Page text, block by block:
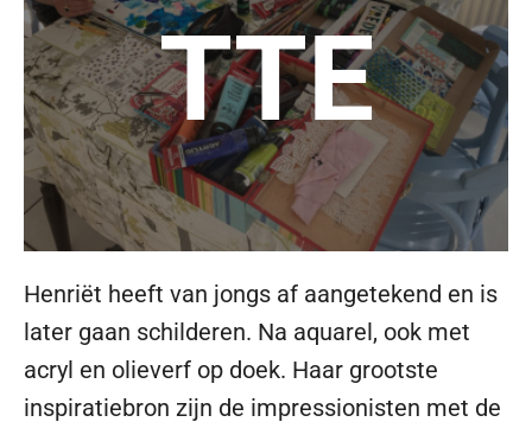
TTE
Henriët heeft van jongs af aangetekend en is
later gaan schilderen. Na aquarel, ook met
acryl en olieverf op doek. Haar grootste
inspiratiebron zijn de impressionisten met de